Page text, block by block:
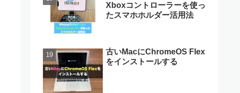
Xboxコントローラーを使っ
たスマホホルダー活用法
古いMacにChromeOS Flex
をインストールする